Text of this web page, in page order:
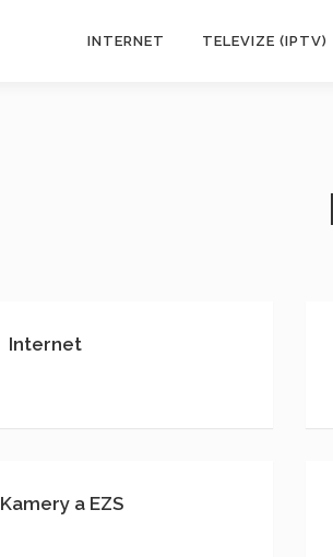
INTERNET TELEVIZE (IPTV)
Internet
Kamery a EZS